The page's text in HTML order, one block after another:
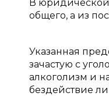
В юридической
общего, а из
Указанная
зачастую с
алкоголизм и
бездействие